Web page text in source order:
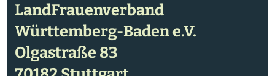
LandFrauenverband
Württemberg-Baden e.V.
Olgastraße 83